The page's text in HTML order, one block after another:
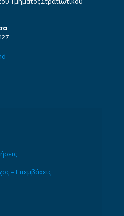
– Επεμβάσεις